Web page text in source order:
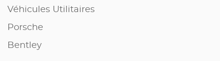
Véhicules Utilitaires
Porsche
Bentley